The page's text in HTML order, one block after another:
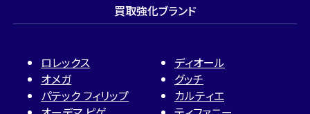
買取強化ブランド
ロレックス
オメガ
パテック フィリップ
ディオール
グッチ
カルティエ